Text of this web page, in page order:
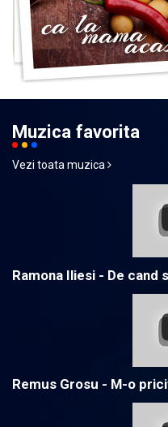
Muzica favorita
Vezi toata muzica
Ramona Iliesi - De cand
Remus Grosu - M-o